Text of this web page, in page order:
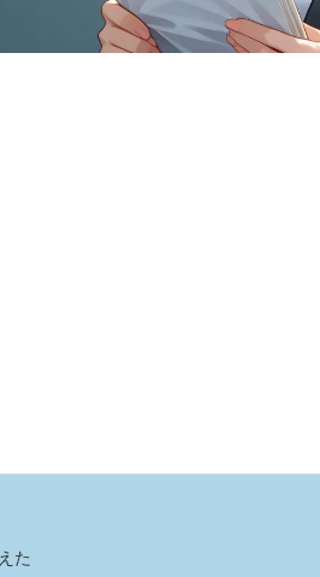
た